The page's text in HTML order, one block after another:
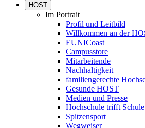
HOST
Im Portrait
Profil und Leitbild
Willkommen an der
EUNICoast
Campusstore
Mitarbeitende
Nachhaltigkeit
familiengerechte
Gesunde HOST
Medien und Presse
Hochschule trifft Schule
Spitzensport
Wegweiser